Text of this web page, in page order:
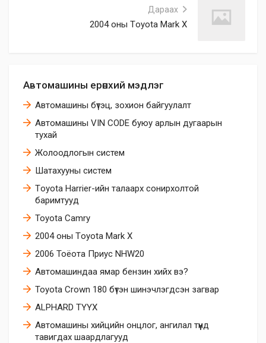
Автомашины ерөнхий мэдлэг
Автомашины бүтэц, зохион байгуулалт
Автомашины VIN CODE буюу арлын дугаарын
тухай
Жолоодлогын систем
Шатахууны систем
Тoyota Harrier-ийн талаарх сонирхолтой
баримтууд
Toyota Camry
2004 оны Тoyota Mark X
2006 Тоёота Приус NHW20
Автомашиндаа ямар бензин хийх вэ?
Toyota Crown 180 бүтэн шинэчлэгдсэн загвар
ALPHARD ТҮҮХ
Автомашины хийцийн онцлог, ангилал түүнд
тавигдах шаардлагууд
Дараах
2004 оны Тoyota Mark X